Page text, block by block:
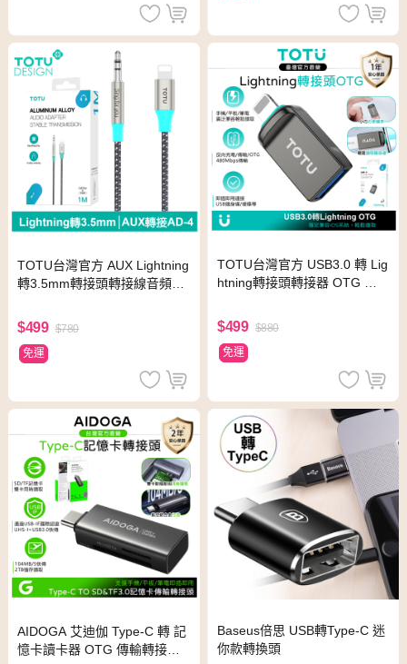
TOTU台灣官方 AUX Lightning
轉3.5mm轉接頭轉接線音頻轉
$499 $780
免運
TOTU台灣官方 USB3.0 轉 Lig
htning轉接頭轉接器 OTG 充
4-8手機
$499 $880
免運
AIDOGA 艾迪伽 Type-C 轉 記
憶卡讀卡器 OTG 傳輸轉接頭
Baseus倍思 USB轉Type-C 迷
你款轉換頭